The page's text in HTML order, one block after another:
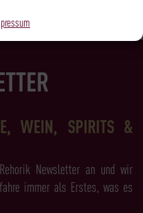
WEIN, SPIRITS &
Newsletter an und wir
immer als Erstes, was es